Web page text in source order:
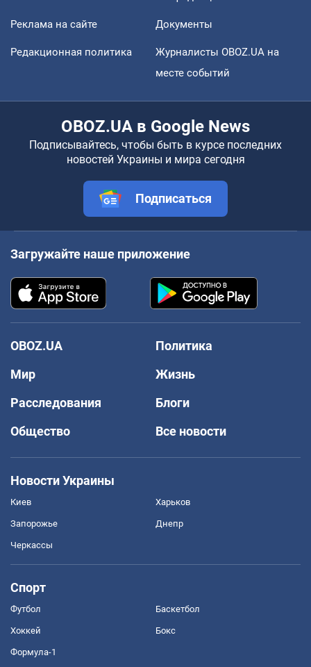
Реклама на сайте Документы
Редакционная политика
Журналисты OBOZ.UA на
месте событий
OBOZ.UA в Google News
Подписывайтесь, чтобы быть в курсе последних
новостей Украины и мира сегодня
Подписаться
Загружайте наше приложение
OBOZ.UA
Политика
Мир
Жизнь
Расследования
Блоги
Общество
Все новости
Новости Украины
Киев Харьков
Запорожье Днепр
Черкассы
Спорт
Футбол Баскетбол
Хоккей Бокс
Формула-1